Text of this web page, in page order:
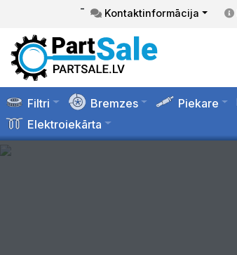
- Kontaktinformācija
Filtri Bremzes Piekare
Elektroiekārta